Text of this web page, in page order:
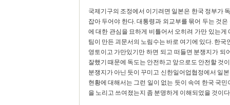
국제기구의 조정에서 이기려면 일본은 한국 정부가
잡아 두어야 한다. 대통령과 외교부를 묶어 두는 것
에 대한 관심을 묘하게 비틀어서 오히려 가만 있는
팀이 만든 괴문서의 노림수는 바로 여기에 있다. 한
영토이고 가만있기만 하면 되고 떠들면 분쟁지가
잘했기 때문에 독도는 안전하고 앞으로도 안전할 것
분쟁지가 아닌 듯이 꾸미고 신한일어업협정에서 일
현황에 대해서는 그런 일이 없는 듯이 속여 한국 국
을 노리고 쓰여졌는지 좀 분명하게 이해되었을 것이